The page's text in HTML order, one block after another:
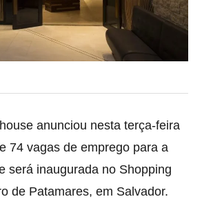
anunciou nesta terça-feira
74 vagas de emprego para a
será inaugurada no Shopping
de Patamares, em Salvador.